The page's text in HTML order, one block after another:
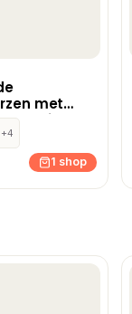
met
+4
1 shop